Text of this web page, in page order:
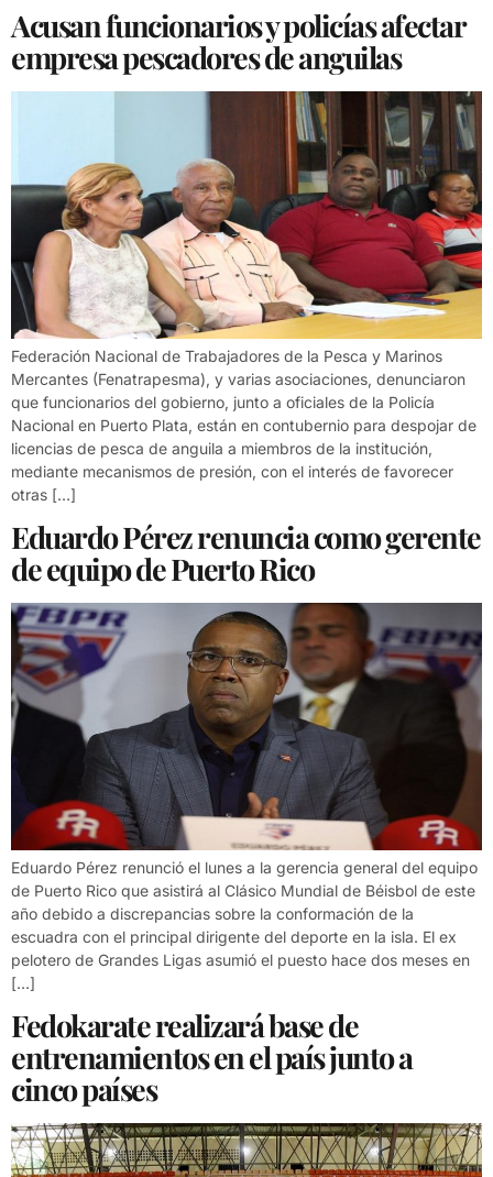
Acusan funcionarios y policías afectar
empresa pescadores de anguilas
Federación Nacional de Trabajadores de la Pesca y Marinos
Mercantes (Fenatrapesma), y varias asociaciones, denunciaron
que funcionarios del gobierno, junto a oficiales de la Policía
Nacional en Puerto Plata, están en contubernio para despojar de
licencias de pesca de anguila a miembros de la institución,
mediante mecanismos de presión, con el interés de favorecer
otras […]
Eduardo Pérez renuncia como gerente
de equipo de Puerto Rico
Eduardo Pérez renunció el lunes a la gerencia general del equipo
de Puerto Rico que asistirá al Clásico Mundial de Béisbol de este
año debido a discrepancias sobre la conformación de la
escuadra con el principal dirigente del deporte en la isla. El ex
pelotero de Grandes Ligas asumió el puesto hace dos meses en
[…]
Fedokarate realizará base de
entrenamientos en el país junto a
cinco países